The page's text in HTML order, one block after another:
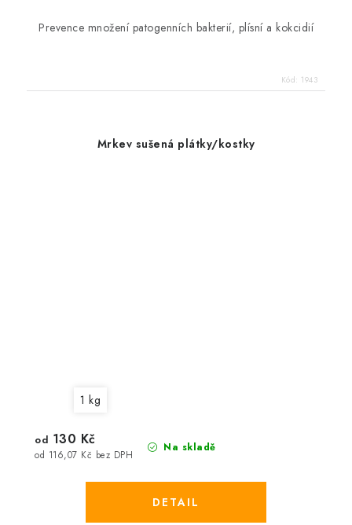
Prevence množení patogenních bakterií, plísní a kokcidií
Kód: 1943
Mrkev sušená plátky/kostky
1 kg
Na skladě
od 116,07 Kč bez DPH
od 130 Kč